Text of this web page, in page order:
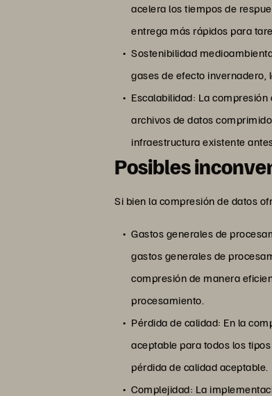
acelera los tiempos de
entrega más rápidos para
Sostenibilidad
gases de efecto
Escalabilidad: La
archivos de datos
infraestructura existente
Posibles
Si bien la compresión de datos
Gastos generales de
gastos generales de
compresión de manera
procesamiento.
Pérdida de calidad: En la
aceptable para todos los
pérdida de calidad aceptable.
Complejidad: La